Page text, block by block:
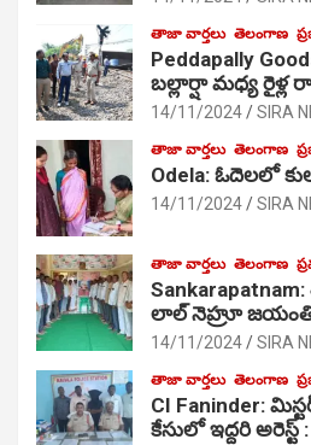
తాజా వార్తలు తెలంగాణ
Peddapally
బల్లార్షా మధ్య రైళ్ల
14/11/2024 SIRA
తాజా వార్తలు తెలంగాణ
Odela: ఓదెలలో
14/11/2024 SIRA
తాజా వార్తలు తెలంగాణ
లాల్ నెహ్రూ జయంతి
14/11/2024 SIRA
తాజా వార్తలు తెలంగాణ
CI Faninder:
కేసులో ఇద్దరి